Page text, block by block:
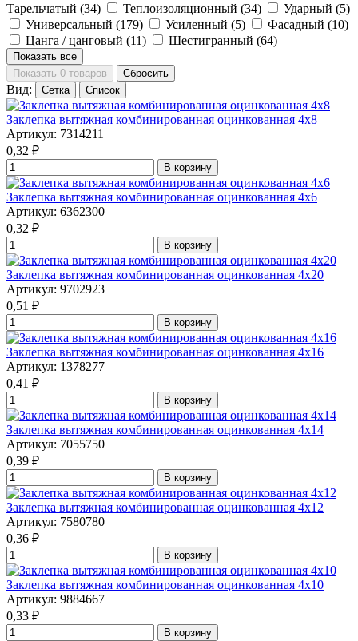
Тарельчатый (34) Теплоизоляционный (34) Ударный (5)
Универсальный (179) Усиленный (5) Фасадный (10)
Цанга / цанговый (11) Шестигранный (64)
Показать все
Показать 0 товаров
Сбросить
Вид: Сетка Список
Заклепка вытяжная комбинированная оцинкованная 4x8
Артикул: 7314211
0,32 ₽
В корзину
Заклепка вытяжная комбинированная оцинкованная 4x6
Артикул: 6362300
0,32 ₽
В корзину
Заклепка вытяжная комбинированная оцинкованная 4x20
Артикул: 9702923
0,51 ₽
В корзину
Заклепка вытяжная комбинированная оцинкованная 4x16
Артикул: 1378277
0,41 ₽
В корзину
Заклепка вытяжная комбинированная оцинкованная 4x14
Артикул: 7055750
0,39 ₽
В корзину
Заклепка вытяжная комбинированная оцинкованная 4x12
Артикул: 7580780
0,36 ₽
В корзину
Заклепка вытяжная комбинированная оцинкованная 4x10
Артикул: 9884667
0,33 ₽
В корзину